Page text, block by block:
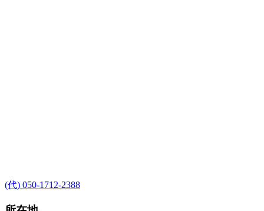
(代) 050-1712-2388